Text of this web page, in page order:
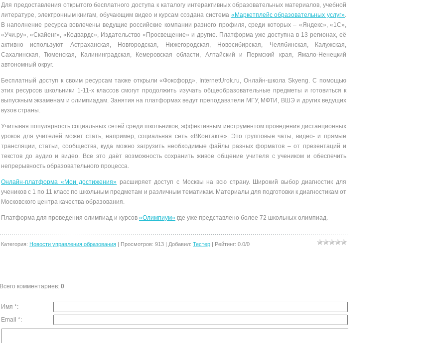
Для предоставления открытого бесплатного доступа к каталогу интерактивных образовательных материалов, учебной
литературе, электронным книгам, обучающим видео и курсам создана система «Маркетплейс образовательных услуг».
В наполнение ресурса вовлечены ведущие российские компании разного профиля, среди которых – «Яндекс», «1С»,
«Учи.ру», «Скайенг», «Кодвардс», Издательство «Просвещение» и другие. Платформа уже доступна в 13 регионах, её
активно используют Астраханская, Новгородская, Нижегородская, Новосибирская, Челябинская, Калужская,
Сахалинская, Тюменская, Калининградская, Кемеровская области, Алтайский и Пермский края, Ямало-Ненецкий
автономный округ.
Бесплатный доступ к своим ресурсам также открыли «Фоксфорд», InternetUrok.ru, Онлайн-школа Skyeng. С помощью
этих ресурсов школьники 1-11-х классов смогут продолжить изучать общеобразовательные предметы и готовиться к
выпускным экзаменам и олимпиадам. Занятия на платформах ведут преподаватели МГУ, МФТИ, ВШЭ и других ведущих
вузов страны.
Учитывая популярность социальных сетей среди школьников, эффективным инструментом проведения дистанционных
уроков для учителей может стать, например, социальная сеть «ВКонтакте». Это групповые чаты, видео- и прямые
трансляции, статьи, сообщества, куда можно загрузить необходимые файлы разных форматов – от презентаций и
текстов до аудио и видео. Все это даёт возможность сохранить живое общение учителя с учеником и обеспечить
непрерывность образовательного процесса.
Онлайн-платформа «Мои достижения» расширяет доступ с Москвы на всю страну. Широкий выбор диагностик для
учеников с 1 по 11 класс по школьным предметам и различным тематикам. Материалы для подготовки к диагностикам от
Московского центра качества образования.
Платформа для проведения олимпиад и курсов «Олимпиум» где уже представлено более 72 школьных олимпиад.
Категория: Новости управления образования | Просмотров: 913 | Добавил: Тестер | Рейтинг: 0.0/0
Всего комментариев: 0
Имя *:
Email *: